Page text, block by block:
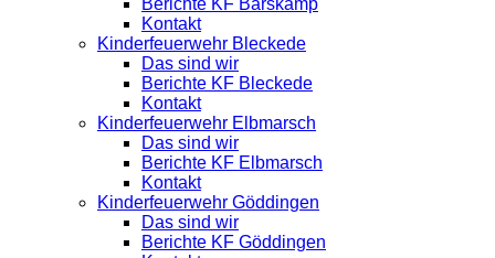
Kontakt
Kinderfeuerwehr Bleckede
Das sind wir
Berichte KF Bleckede
Kontakt
Kinderfeuerwehr Elbmarsch
Das sind wir
Berichte KF Elbmarsch
Kontakt
Kinderfeuerwehr Göddingen
Das sind wir
Berichte KF Göddingen